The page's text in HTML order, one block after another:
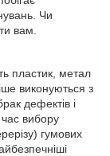
Чи
вам.
пластик, метал
виконуються з
дефектів і
час вибору
гумових